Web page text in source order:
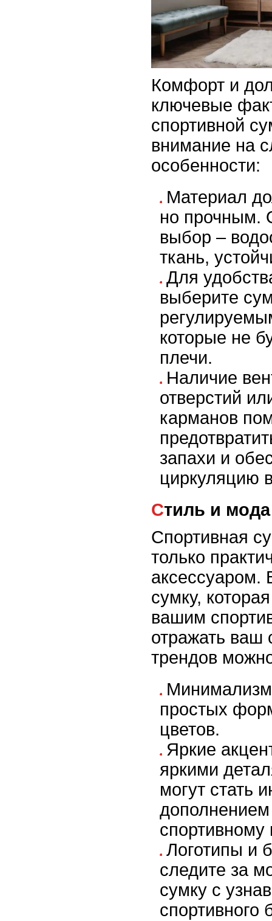
Комфорт и
ключевые
спортивной
внимание на
особенности:
Материал
но прочным.
выбор –
ткань,
Для
выберите
которые не
плечи.
Наличие
отверстий
карманов
запахи и
циркуляцию
Стиль и мода
Спортивная
только
аксессуаром.
сумку,
вашим
отражать ваш
трендов
простых
цветов.
Яркие
яркими
могут стать
спортивному
Логотипы и
следите за
сумку с
спортивного